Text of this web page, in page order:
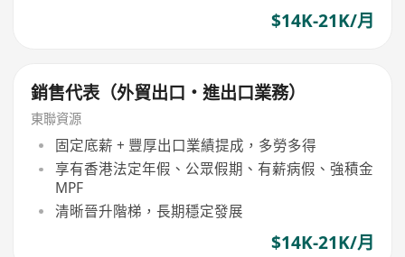
$14K-21K/月
銷售代表（外貿出口・進出口業務）
東聯資源
固定底薪 + 豐厚出口業績提成，多勞多得
享有香港法定年假、公眾假期、有薪病假、強積金
MPF
清晰晉升階梯，長期穩定發展
$14K-21K/月